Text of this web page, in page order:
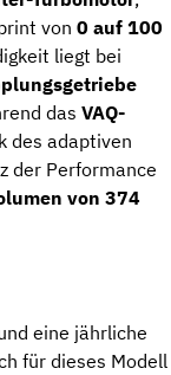
von 0 auf 100
liegt bei
das VAQ-
des adaptiven
der Performance
von 374
eine jährliche
für dieses Modell